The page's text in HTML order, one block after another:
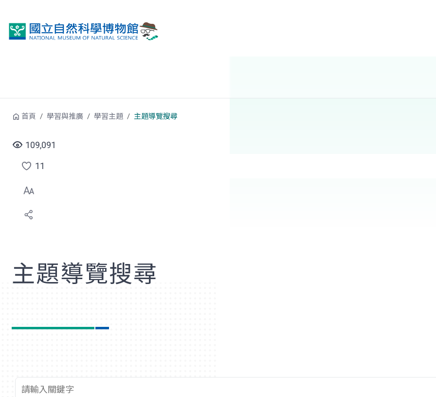
首頁 學習與推廣 學習主題 主題導覽搜尋
109,091
點
選
喜
11
主題導覽搜尋
查詢關鍵字